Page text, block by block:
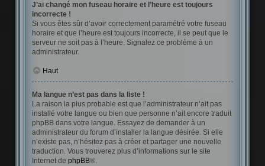
J’ai changé mon fuseau horaire et l’heure est toujours
incorrecte !
Si vous êtes sûr d’avoir correctement paramétré votre fuseau
horaire et que l’heure est toujours incorrecte, il se peut que le
serveur ne soit pas à l’heure. Signalez ce problème à un
administrateur.
Haut
Ma langue n’est pas dans la liste !
La raison la plus probable est que l’administrateur n’ait pas
installé votre langue ou bien que personne n’ait encore traduit
phpBB dans votre langue. Essayez de demander à un
administrateur du forum d’installer la langue désirée. Si elle
n’existe pas, n’hésitez pas à créer et partager une nouvelle
traduction. Vous trouverez plus d’informations sur le site
Internet de phpBB®.